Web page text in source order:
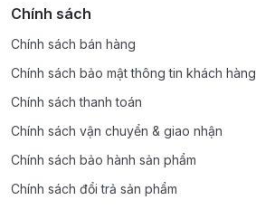
Chính sách
Chính sách bán hàng
Chính sách bảo mật thông tin khách hàng
Chính sách thanh toán
Chính sách vận chuyển & giao nhận
Chính sách bảo hành sản phẩm
Chính sách đổi trả sản phẩm